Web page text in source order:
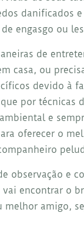
danificados
engasgo ou
de
casa, ou
devido à
por técnicas
e
oferecer o
observação e
vai encontrar o
melhor amigo,